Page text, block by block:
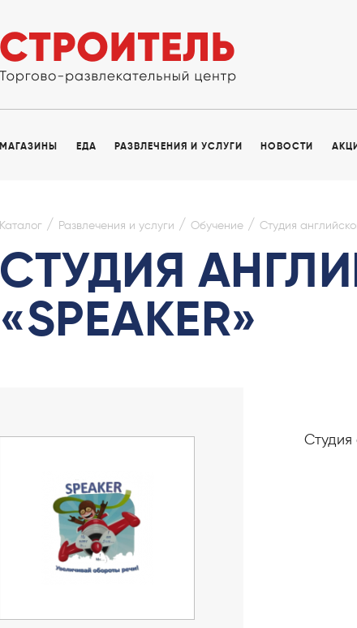
МАГАЗИНЫ ЕДА РАЗВЛЕЧЕНИЯ И УСЛУГИ НОВОСТИ
Каталог / Развлечения и услуги /Обучение /Студия
СТУДИЯ
«SPEAKER»
Студия